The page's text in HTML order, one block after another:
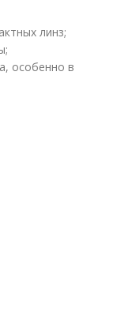
линз;
особенно в